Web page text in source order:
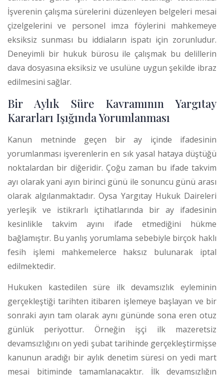
İşverenin çalışma sürelerini düzenleyen belgeleri mesai
çizelgelerini ve personel imza föylerini mahkemeye
eksiksiz sunması bu iddiaların ispatı için zorunludur.
Deneyimli bir hukuk bürosu ile çalışmak bu delillerin
dava dosyasına eksiksiz ve usulüne uygun şekilde ibraz
edilmesini sağlar.
Bir Aylık Süre Kavramının Yargıtay
Kararları Işığında Yorumlanması
Kanun metninde geçen bir ay içinde ifadesinin
yorumlanması işverenlerin en sık yasal hataya düştüğü
noktalardan bir diğeridir. Çoğu zaman bu ifade takvim
ayı olarak yani ayın birinci günü ile sonuncu günü arası
olarak algılanmaktadır. Oysa Yargıtay Hukuk Daireleri
yerleşik ve istikrarlı içtihatlarında bir ay ifadesinin
kesinlikle takvim ayını ifade etmediğini hükme
bağlamıştır. Bu yanlış yorumlama sebebiyle birçok haklı
fesih işlemi mahkemelerce haksız bulunarak iptal
edilmektedir.
Hukuken kastedilen süre ilk devamsızlık eyleminin
gerçekleştiği tarihten itibaren işlemeye başlayan ve bir
sonraki ayın tam olarak aynı gününde sona eren otuz
günlük periyottur. Örneğin işçi ilk mazeretsiz
devamsızlığını on yedi şubat tarihinde gerçekleştirmişse
kanunun aradığı bir aylık denetim süresi on yedi mart
mesai bitiminde tamamlanacaktır. İlk devamsızlığın